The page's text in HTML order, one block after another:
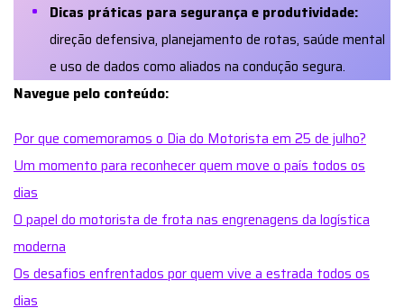
Dicas práticas para segurança e produtividade:
direção defensiva, planejamento de rotas, saúde mental
e uso de dados como aliados na condução segura.
Navegue pelo conteúdo:
Por que comemoramos o Dia do Motorista em 25 de julho?
Um momento para reconhecer quem move o país todos os
dias
O papel do motorista de frota nas engrenagens da logística
moderna
Os desafios enfrentados por quem vive a estrada todos os
dias